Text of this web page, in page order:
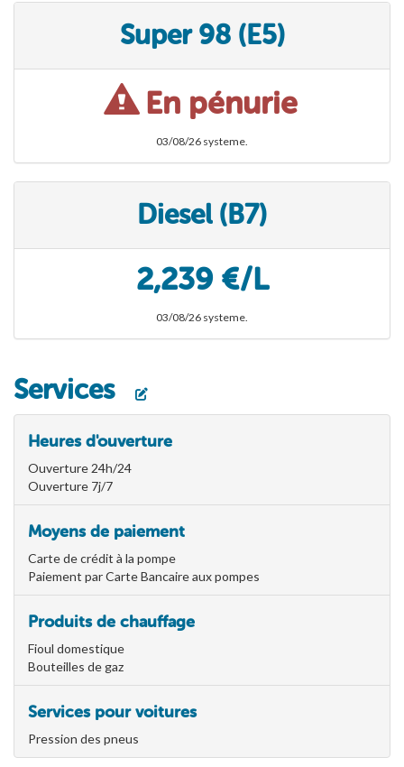
Super 98 (E5)
En pénurie
03/08/26 systeme.
Diesel (B7)
2,239 €/L
03/08/26 systeme.
Services
Heures d'ouverture
Ouverture 24h/24
Ouverture 7j/7
Moyens de paiement
Carte de crédit à la pompe
Paiement par Carte Bancaire aux pompes
Produits de chauffage
Fioul domestique
Bouteilles de gaz
Services pour voitures
Pression des pneus